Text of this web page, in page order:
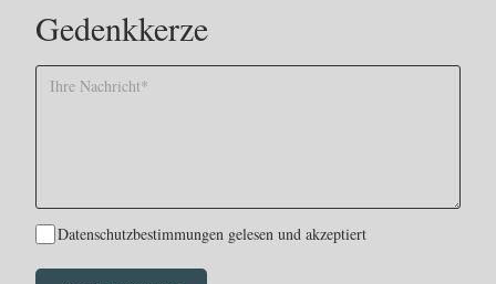
Gedenkkerze
Datenschutzbestimmungen gelesen und akzeptiert